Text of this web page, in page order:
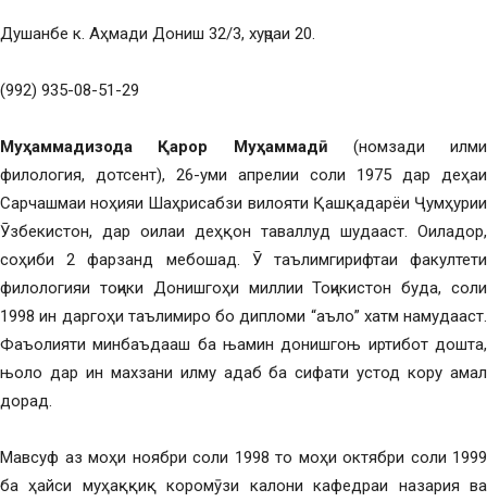
Душанбе к. Аҳмади Дониш 32/3, хуҷраи 20.
(992) 935-08-51-29
Муҳаммадизода Қарор Муҳаммадӣ (номзади илми
филология, дотсент), 26-уми апрелии соли 1975 дар деҳаи
Сарчашмаи ноҳияи Шаҳрисабзи вилояти Қашқадарёи Ҷумҳурии
Ӯзбекистон, дар оилаи деҳқон таваллуд шудааст. Оиладор,
соҳиби 2 фарзанд мебошад. Ӯ таълимгирифтаи факултети
филологияи тоҷики Донишгоҳи миллии Тоҷикистон буда, соли
1998 ин даргоҳи таълимиро бо дипломи “аъло” хатм намудааст.
Фаъолияти минбаъдааш ба њамин донишгоњ иртибот дошта,
њоло дар ин махзани илму адаб ба сифати устод кору амал
дорад.
Мавсуф аз моҳи ноябри соли 1998 то моҳи октябри соли 1999
ба ҳайси муҳаққиқ коромӯзи калони кафедраи назария ва